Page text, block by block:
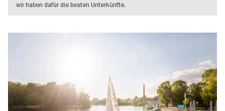
wir haben dafür die besten Unterkünfte.